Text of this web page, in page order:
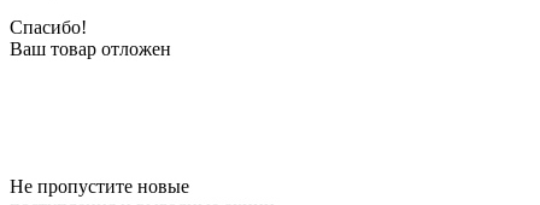
Спасибо!
Ваш товар отложен
Не пропустите новые